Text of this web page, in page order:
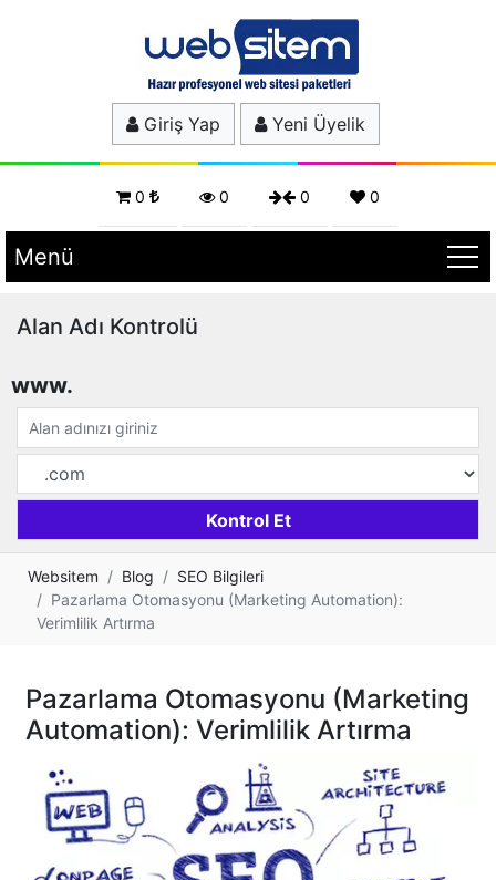
Giriş Yap Yeni Üyelik
0 0 0 0
Menü
Alan Adı Kontrolü
www.
Websitem Blog
SEO Bilgileri
Pazarlama Otomasyonu (Marketing Automation):
Verimlilik Artırma
Pazarlama Otomasyonu (Marketing
Automation): Verimlilik Artırma